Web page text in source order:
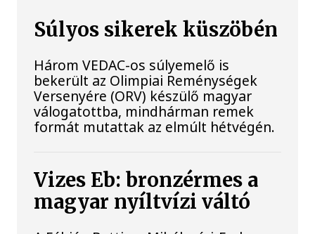
Súlyos sikerek küszöbén
Három VEDAC-os súlyemelő is
bekerült az Olimpiai Reménységek
Versenyére (ORV) készülő magyar
válogatottba, mindhárman remek
formát mutattak az elmúlt hétvégén.
Vizes Eb: bronzérmes a
magyar nyíltvízi váltó